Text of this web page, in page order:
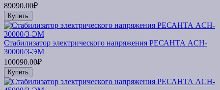
89090.00₽
Купить
Стабилизатор электрического напряжения РЕСАНТА ACH-
30000/3-ЭМ
100090.00₽
Купить